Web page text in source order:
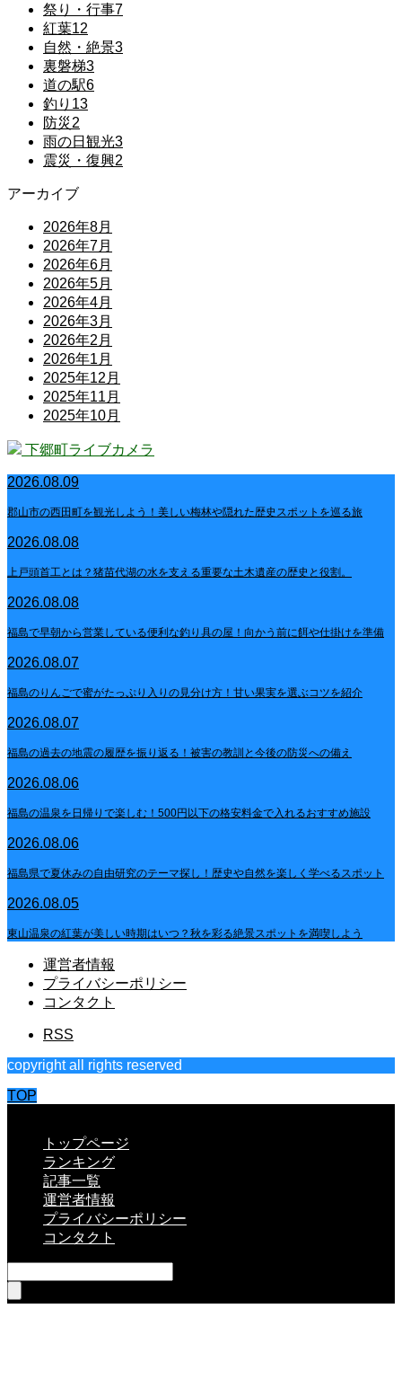
祭り・行事7
紅葉12
自然・絶景3
裏磐梯3
道の駅6
釣り 13
防災2
雨の日観光3
震災・復興2
アーカイブ
2026年8月
2026年7月
2026年6月
2026年5月
2026年4月
2026年3月
2026年2月
2026年1月
2025年12月
2025年11月
2025年10月
下郷町ライブカメラ
2026.08.09
郡山市の西田町を観光しよう！美しい梅林や隠れた歴史スポットを巡る旅
2026.08.08
上戸頭首工とは？猪苗代湖の水を支える重要な土木遺産の歴史と役割。
2026.08.08
福島で早朝から営業している便利な釣り具の屋！向かう前に餌や仕掛けを準備
2026.08.07
福島のりんごで蜜がたっぷり入りの見分け方！甘い果実を選ぶコツを紹介
2026.08.07
福島の過去の地震の履歴を振り返る！被害の教訓と今後の防災への備え
2026.08.06
福島の温泉を日帰りで楽しむ！500円以下の格安料金で入れるおすすめ施設
2026.08.06
福島県で夏休みの自由研究のテーマ探し！歴史や自然を楽しく学べるスポット
2026.08.05
東山温泉の紅葉が美しい時期はいつ？秋を彩る絶景スポットを満喫しよう
運営者情報
プライバシーポリシー
コンタクト
RSS
copyright all rights reserved
TOP
トップページ
ランキング
記事一覧
運営者情報
プライバシーポリシー
コンタクト